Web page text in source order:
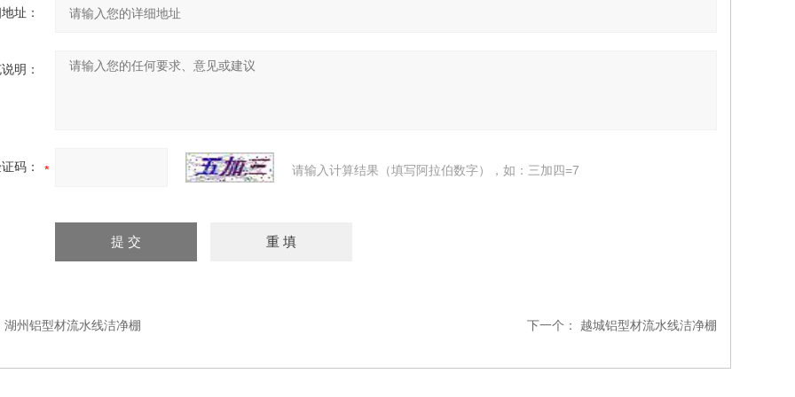
址：
明：
码： 请输入计算结果（填写阿拉伯数字），如：三加四=7
湖州铝型材流水线洁净棚 下一个： 越城铝型材流水线洁净棚